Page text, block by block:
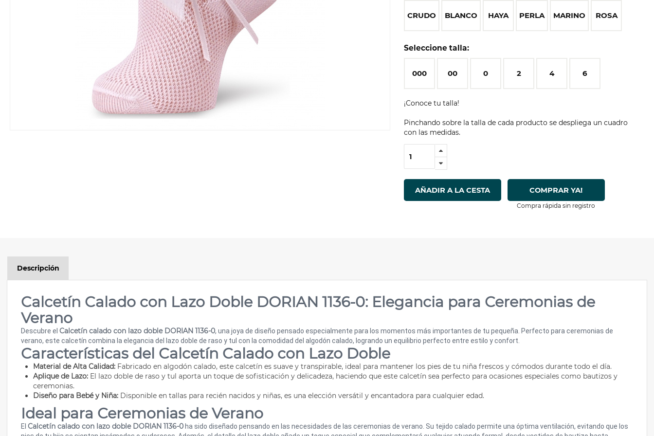
CRUDO BLANCO HAYA PERLA MARINO ROSA
Seleccione talla:
000 00 0 2 4 6
¡Conoce tu talla!
Pinchando sobre la talla de cada producto se despliega un cuadro
con las medidas.
AÑADIR A LA CESTA COMPRAR YA!
Compra rápida sin registro
Descripción
Calcetín Calado con Lazo Doble DORIAN 1136-0: Elegancia para Ceremonias de
Verano
Descubre el Calcetín calado con lazo doble DORIAN 1136-0, una joya de diseño pensado especialmente para los momentos más importantes de tu pequeña. Perfecto para ceremonias de
verano, este calcetín combina la elegancia del lazo doble de raso y tul con la comodidad del algodón calado, logrando un equilibrio perfecto entre estilo y confort.
Características del Calcetín Calado con Lazo Doble
Material de Alta Calidad: Fabricado en algodón calado, este calcetín es suave y transpirable, ideal para mantener los pies de tu niña frescos y cómodos durante todo el día.
Aplique de Lazo: El lazo doble de raso y tul aporta un toque de sofisticación y delicadeza, haciendo que este calcetín sea perfecto para ocasiones especiales como bautizos y
ceremonias.
Diseño para Bebé y Niña: Disponible en tallas para recién nacidos y niñas, es una elección versátil y encantadora para cualquier edad.
Ideal para Ceremonias de Verano
El Calcetín calado con lazo doble DORIAN 1136-0 ha sido diseñado pensando en las necesidades de las ceremonias de verano. Su tejido calado permite una óptima ventilación, evitando que los